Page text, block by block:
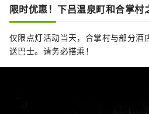
限时优惠！下吕温泉町和合掌村
仅限点灯活动当天，合掌村与部分酒
送巴士。请务必搭乘！